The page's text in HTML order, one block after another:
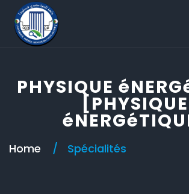
PHYSIQUE
[PHYSIQUE
Home Spécialités